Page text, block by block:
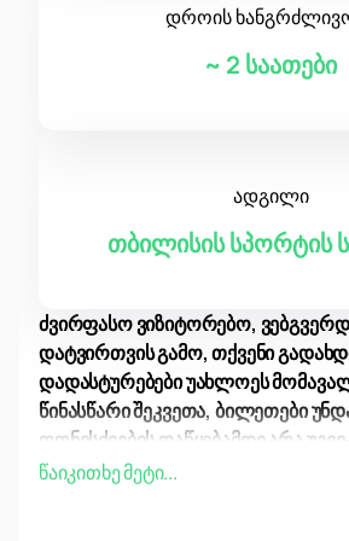
დროის
~ 2 საათები
ადგილი
თბილისის სპორტის
ძვირფასო ვიზიტორებო,
დატვირთვის გამო, თქვენი
დადასტურებები უახლოეს
წინასწარი შეკვეთა, ბილეთები
ღონისძიების დაწყებამდე არა
კვირისა!
წაიკითხე მეტი...